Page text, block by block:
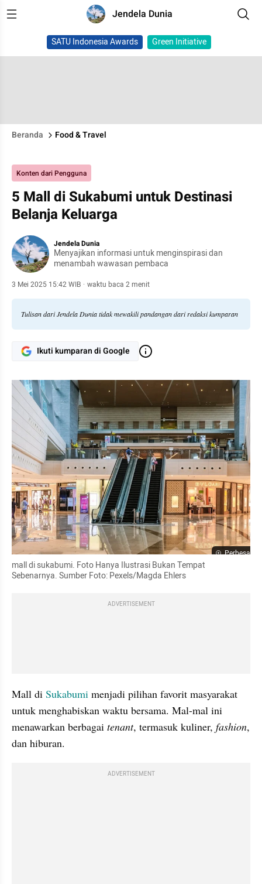
Jendela Dunia
SATU Indonesia Awards Green Initiative
Beranda Food & Travel
Konten dari Pengguna
5 Mall di Sukabumi untuk Destinasi
Belanja Keluarga
Jendela Dunia
Menyajikan informasi untuk menginspirasi dan
menambah wawasan pembaca
3 Mei 2025 15:42 WIB · waktu baca 2 menit
Tulisan dari Jendela Dunia tidak mewakili pandangan dari redaksi kumparan
Ikuti kumparan di Google
Perbesar
mall di sukabumi. Foto Hanya Ilustrasi Bukan Tempat
Sebenarnya. Sumber Foto: Pexels/Magda Ehlers
ADVERTISEMENT
Mall di Sukabumi menjadi pilihan favorit masyarakat
untuk menghabiskan waktu bersama. Mal-mal ini
menawarkan berbagai tenant, termasuk kuliner, fashion,
dan hiburan.
ADVERTISEMENT